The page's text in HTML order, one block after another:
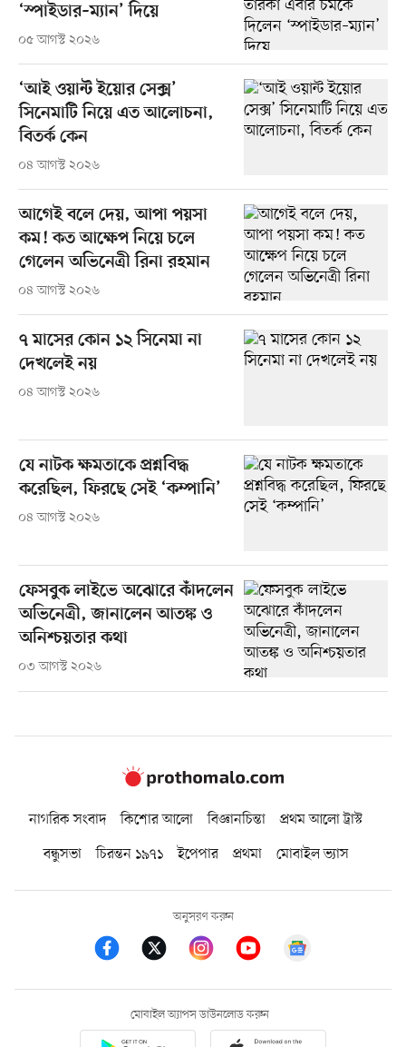
‘স্পাইডার–ম্যান’ দিয়ে
০৫ আগস্ট ২০২৬
‘আই ওয়ান্ট ইয়োর সেক্স’
সিনেমাটি নিয়ে এত আলোচনা,
বিতর্ক কেন
০৪ আগস্ট ২০২৬
আগেই বলে দেয়, আপা পয়সা
কম! কত আক্ষেপ নিয়ে চলে
গেলেন অভিনেত্রী রিনা রহমান
০৪ আগস্ট ২০২৬
৭ মাসের কোন ১২ সিনেমা না
দেখলেই নয়
০৪ আগস্ট ২০২৬
যে নাটক ক্ষমতাকে প্রশ্নবিদ্ধ
করেছিল, ফিরছে সেই ‘কম্পানি’
০৪ আগস্ট ২০২৬
ফেসবুক লাইভে অঝোরে কাঁদলেন
অভিনেত্রী, জানালেন আতঙ্ক ও
অনিশ্চয়তার কথা
০৩ আগস্ট ২০২৬
নাগরিক সংবাদ কিশোর আলো বিজ্ঞানচিন্তা
প্রথম আলো ট্রাস্ট
বন্ধুসভা
চিরন্তন ১৯৭১ ইপেপার প্রথমা মোবাইল ভ্যাস
অনুসরণ করুন
মোবাইল অ্যাপস ডাউনলোড করুন